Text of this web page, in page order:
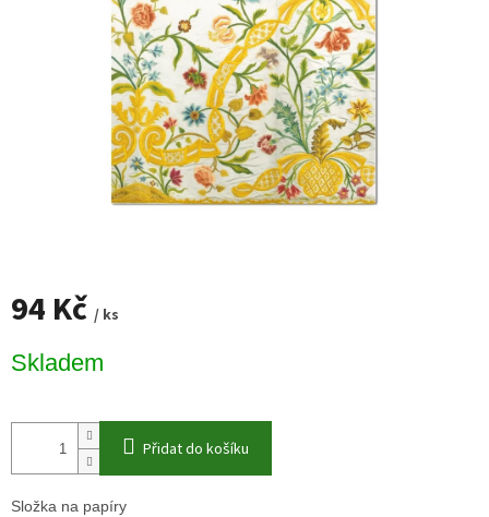
94 Kč / ks
cena:
Skladem
Přidat do košíku
Složka na papíry